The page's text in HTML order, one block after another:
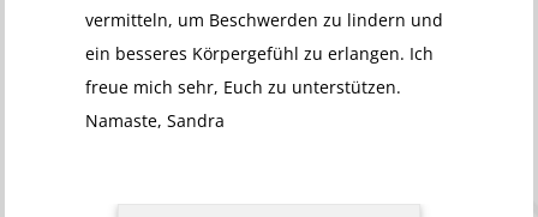
vermitteln, um Beschwerden zu lindern und
ein besseres Körpergefühl zu erlangen. Ich
freue mich sehr, Euch zu unterstützen.
Namaste, Sandra